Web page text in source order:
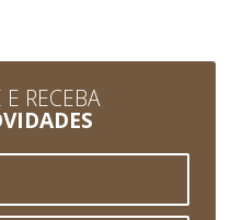
E RECEBA